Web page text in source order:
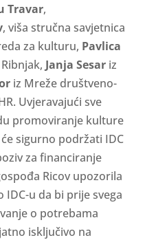
Travar,
, viša stručna savjetnica
za kulturu, Pavlica
Janja Sesariz
iz Mreže društveno-
Uvjeravajući sve
promoviranje kulture
sigurno podržati IDC
za financiranje
Ricov upozorila
u da bi prije svega
o potrebama
isključivo na